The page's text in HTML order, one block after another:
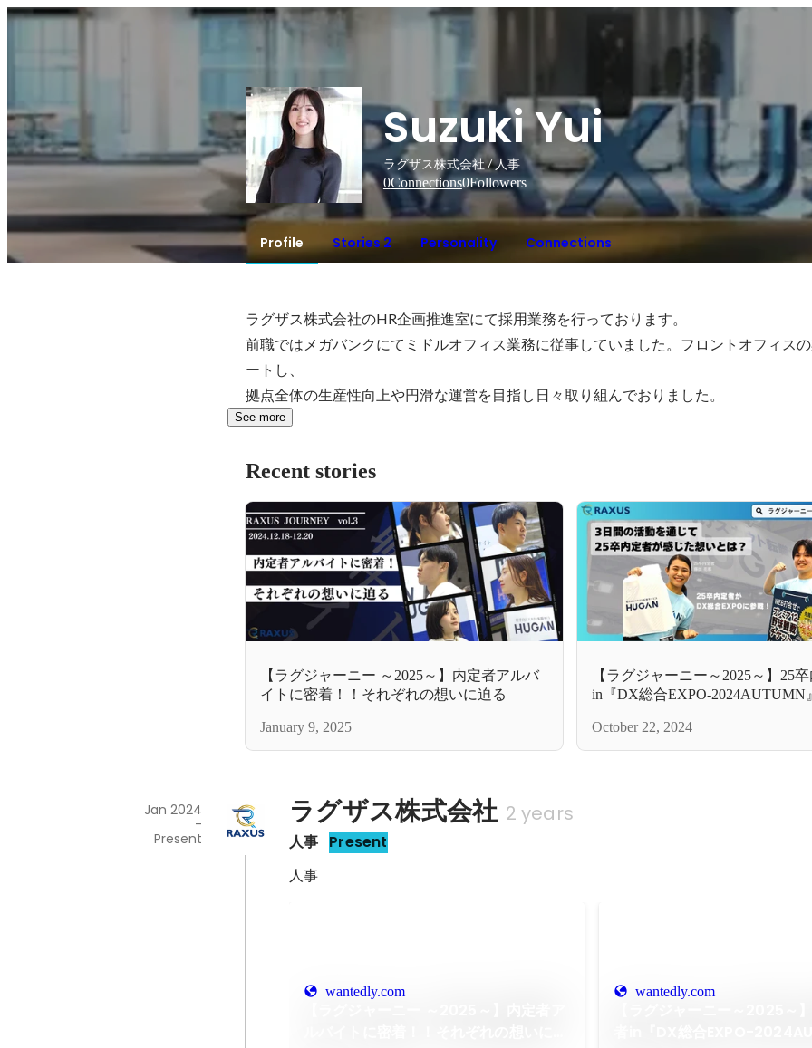
Suzuki Yui
ラグザス株式会社 / 人事
0Connections0Followers
Profile Stories 2 Personality Connections
ラグザス株式会社のHR企画推進室にて採用業務を行っております。
前職ではメガバンクにてミドルオフィス業務に従事していました。フロントオフィス
ートし、
拠点全体の生産性向上や円滑な運営を目指し日々取り組んでおりました。
See more
Recent stories
【ラグジャーニー ～2025～】内定者アルバ
イトに密着！！それぞれの想いに迫る
January 9, 2025
【ラグジャーニー～2025～】25
in『DX総合EXPO-2024AUTUMN
October 22, 2024
ラグザス株式会社 2 years
人事 Present
Jan 2024
-
Present
人事
wantedly.com wantedly.com